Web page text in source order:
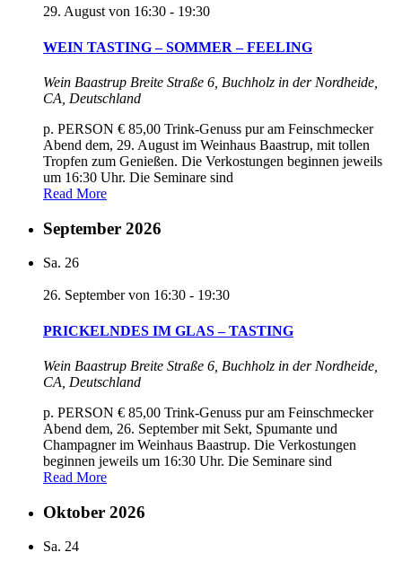
29. August von 16:30 - 19:30
WEIN TASTING – SOMMER – FEELING
Wein Baastrup Breite Straße 6, Buchholz in der Nordheide,
CA, Deutschland
p. PERSON € 85,00 Trink-Genuss pur am Feinschmecker
Abend dem, 29. August im Weinhaus Baastrup, mit tollen
Tropfen zum Genießen. Die Verkostungen beginnen jeweils
um 16:30 Uhr. Die Seminare sind
Read More
September 2026
Sa. 26
26. September von 16:30 - 19:30
PRICKELNDES IM GLAS – TASTING
Wein Baastrup Breite Straße 6, Buchholz in der Nordheide,
CA, Deutschland
p. PERSON € 85,00 Trink-Genuss pur am Feinschmecker
Abend dem, 26. September mit Sekt, Spumante und
Champagner im Weinhaus Baastrup. Die Verkostungen
beginnen jeweils um 16:30 Uhr. Die Seminare sind
Read More
Oktober 2026
Sa. 24